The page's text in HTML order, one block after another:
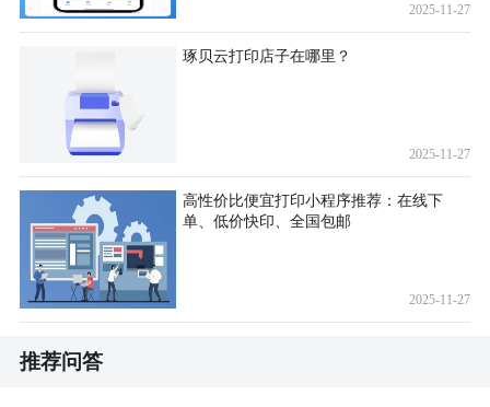
2025-11-27
琢贝云打印店子在哪里？
2025-11-27
高性价比便宜打印小程序推荐：在线下
单、低价快印、全国包邮
2025-11-27
推荐问答